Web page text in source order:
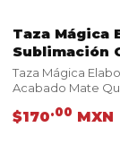
VER
Taza Mágica
Sublimación
Taza Mágica
Acabado Mate
$170.00 MXN